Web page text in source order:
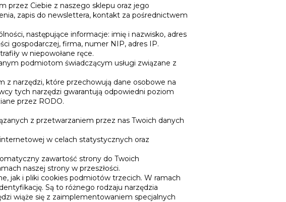
przez Ciebie z naszego sklepu oraz jego
zapis do newslettera, kontakt za pośrednictwem
następujące informacje: imię i nazwisko, adres
gospodarczej, firma, numer NIP, adres IP.
w niepowołane ręce.
podmiotom świadczącym usługi związane z
narzędzi, które przechowują dane osobowe na
tych narzędzi gwarantują odpowiedni poziom
przez RODO.
z przetwarzaniem przez nas Twoich danych
w celach statystycznych oraz
zawartość strony do Twoich
naszej strony w przeszłości.
jak i pliki cookies podmiotów trzecich. W ramach
Są to różnego rodzaju narzędzia
wiąże się z zaimplementowaniem specjalnych